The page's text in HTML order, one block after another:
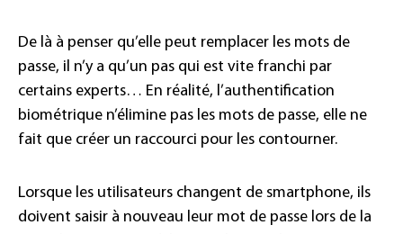
De là à penser qu’elle peut remplacer les mots de
passe, il n’y a qu’un pas qui est vite franchi par
certains experts… En réalité, l’authentification
biométrique n’élimine pas les mots de passe, elle ne
fait que créer un raccourci pour les contourner.
Lorsque les utilisateurs changent de smartphone, ils
doivent saisir à nouveau leur mot de passe lors de la